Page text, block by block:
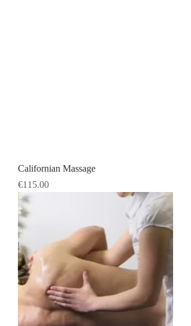
Californian Massage
Price
€115.00